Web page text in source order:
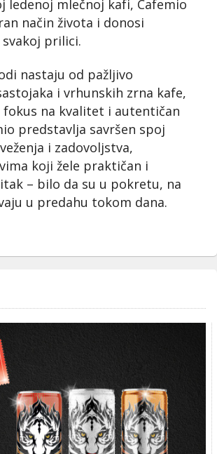
ledenoj mlečnoj kafi, Cafemio
način života i donosi
svakoj prilici.
nastaju od pažljivo
i vrhunskih zrna kafe,
fokus na kvalitet i autentičan
predstavlja savršen spoj
i zadovoljstva,
koji žele praktičan i
– bilo da su u pokretu, na
u predahu tokom dana.